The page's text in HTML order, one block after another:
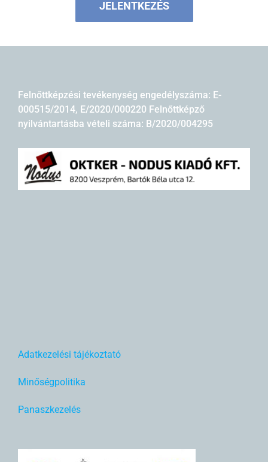
JELENTKEZÉS
Felnőttképzési tevékenység engedélyszáma: E-
000515/2014, E/2020/000220 Felnőttképző
nyilvántartásba vételi száma: B/2020/004295
Adatkezelési tájékoztató
Minőségpolitika
Panaszkezelés